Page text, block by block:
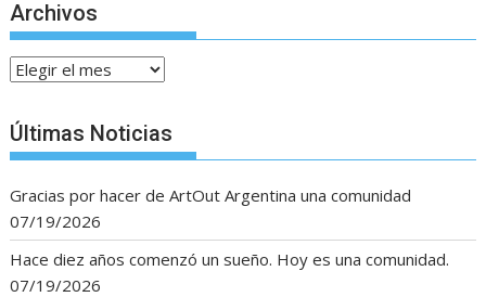
Archivos
Archivos
Últimas Noticias
Gracias por hacer de ArtOut Argentina una comunidad
07/19/2026
Hace diez años comenzó un sueño. Hoy es una comunidad.
07/19/2026